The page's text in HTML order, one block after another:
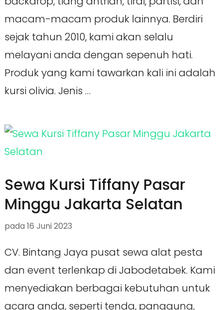
macam-macam produk lainnya. Berdiri
sejak tahun 2010, kami akan selalu
melayani anda dengan sepenuh hati.
Produk yang kami tawarkan kali ini adalah
kursi olivia. Jenis …
Sewa Kursi Tiffany Pasar
Minggu Jakarta Selatan
pada 16 Juni 2023
CV. Bintang Jaya pusat sewa alat pesta
dan event terlenkap di Jabodetabek. Kami
menyediakan berbagai kebutuhan untuk
acara anda, seperti tenda, panggung,